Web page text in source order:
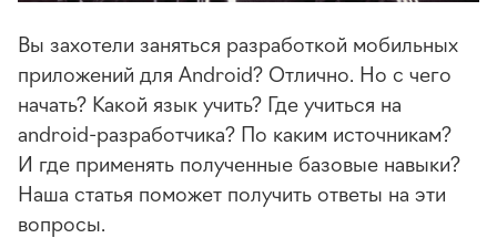
Вы захотели заняться разработкой мобильных
приложений для Android? Отлично. Но с чего
начать? Какой язык учить? Где учиться на
android-разработчика? По каким источникам?
И где применять полученные базовые навыки?
Наша статья поможет получить ответы на эти
вопросы.